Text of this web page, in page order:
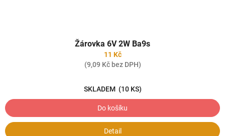
Žárovka 6V 2W Ba9s
11 Kč
(9,09 Kč bez DPH)
SKLADEM (10 KS)
Do košíku
Detail